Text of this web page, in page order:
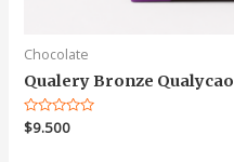
Chocolate
Qualery Bronze Qualycao
Valorado
en
$9.500